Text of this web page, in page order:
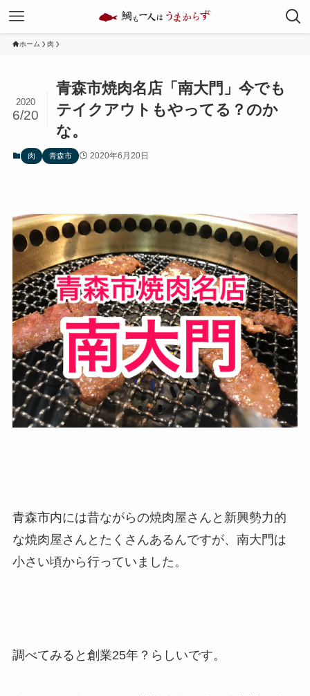
ホーム 肉
青森市焼肉名店「南大門」今でも
テイクアウトもやってる？のか
な。
2020
6/20
肉 青森市 2020年6月20日
青森市内には昔ながらの焼肉屋さんと新興勢力的
な焼肉屋さんとたくさんあるんですが、南大門は
小さい頃から行っていました。
調べてみると創業25年？らしいです。